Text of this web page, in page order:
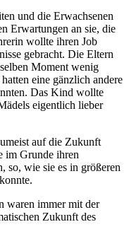
und die Erwachsenen
Erwartungen an sie, die
wollte ihren Job
gebracht. Die Eltern
Moment wenig
eine gänzlich andere
Das Kind wollte
eigentlich lieber
auf die Zukunft
im Grunde ihren
so, wie sie es in größeren
waren immer mit der
Zukunft des